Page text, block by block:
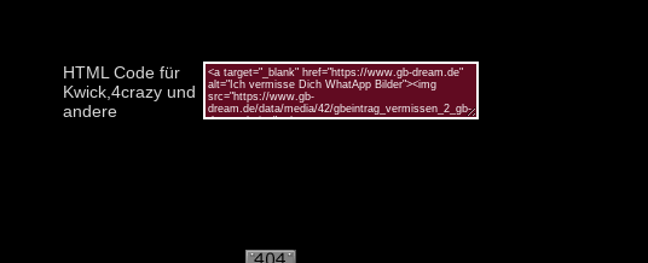
HTML Code für
Kwick,4crazy und
andere